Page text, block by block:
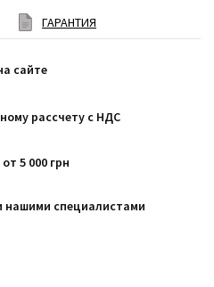
ГАРАНТИЯ
сайте
рассчету с НДС
5 000 грн
нашими специалистами